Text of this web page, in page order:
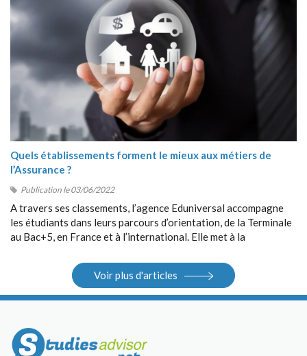
Quels établissements forment le mieux aux métiers de
l’Assurance ?
Publication le 03/06/2022
A travers ses classements, l’agence Eduniversal accompagne
les étudiants dans leurs parcours d’orientation, de la Terminale
au Bac+5, en France et à l’international. Elle met à la
Internet, salons.
Voir plus d'articles